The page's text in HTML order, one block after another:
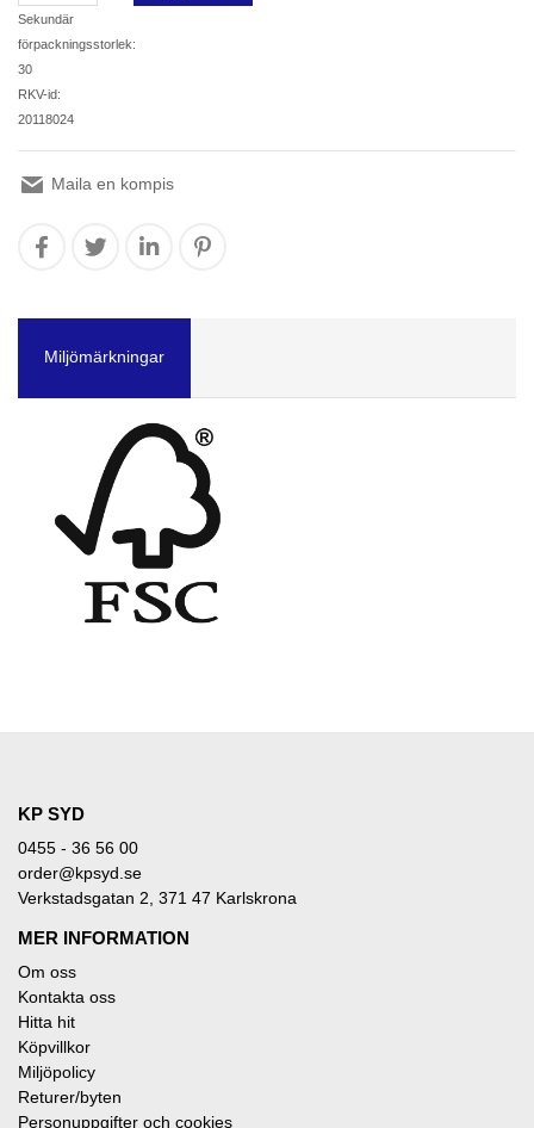
Sekundär
förpackningsstorlek:
30
RKV-id:
20118024
Maila en kompis
Miljömärkningar
KP SYD
0455 - 36 56 00
order@kpsyd.se
Verkstadsgatan 2, 371 47 Karlskrona
MER INFORMATION
Om oss
Kontakta oss
Hitta hit
Köpvillkor
Miljöpolicy
Returer/byten
Personuppgifter och cookies